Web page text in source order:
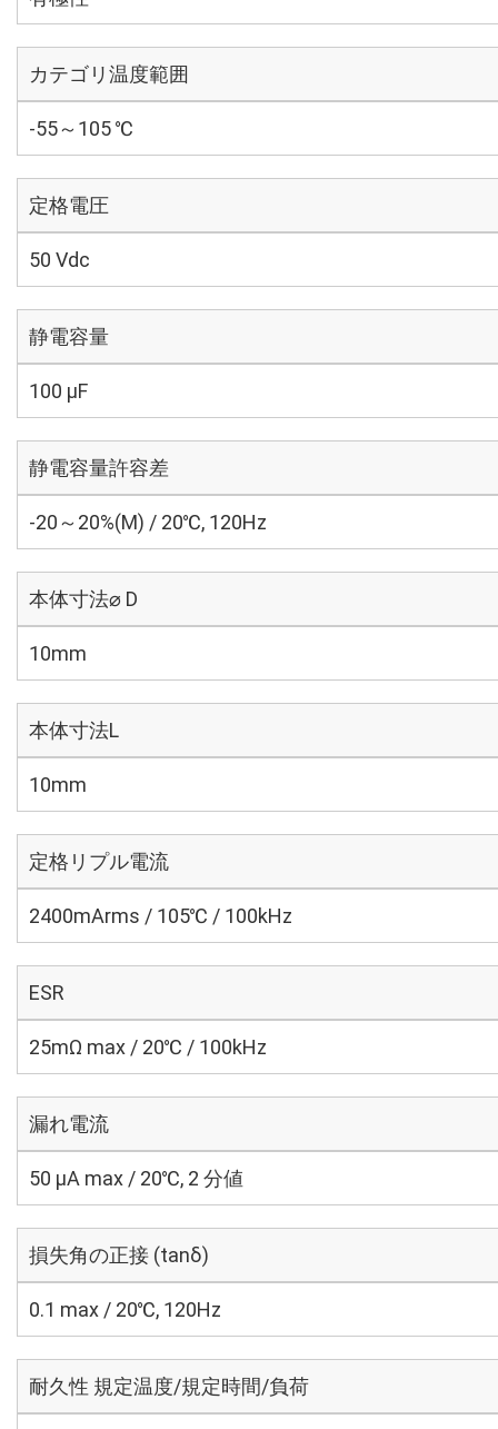
カテゴリ温度範囲
-55～105 ℃
定格電圧
50 Vdc
静電容量
100 µF
静電容量許容差
-20～20%(M) / 20℃, 120Hz
本体寸法⌀ D
10mm
本体寸法L
10mm
定格リプル電流
2400mArms / 105℃ / 100kHz
ESR
25mΩ max / 20℃ / 100kHz
漏れ電流
50 μA max / 20℃, 2 分値
損失角の正接 (tanδ)
0.1 max / 20℃, 120Hz
耐久性 規定温度/規定時間/負荷